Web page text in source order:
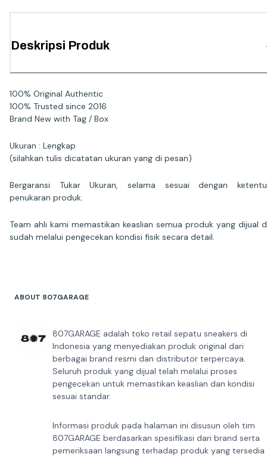
Deskripsi Produk
100% Original Authentic
100% Trusted since 2016
Brand New with Tag / Box
Ukuran : Lengkap
(silahkan tulis dicatatan ukuran yang di pesan)
Bergaransi Tukar Ukuran, selama sesuai dengan
penukaran produk.
Team ahli kami memastikan keaslian semua produk yang dijual
sudah melalui pengecekan kondisi fisik secara detail.
ABOUT 807GARAGE
807GARAGE adalah toko retail sepatu sneakers di
Indonesia yang menyediakan produk original dari
berbagai brand resmi dan distributor terpercaya.
Seluruh produk yang dijual telah melalui proses
pengecekan untuk memastikan keaslian dan kondisi
sesuai standar.
Informasi produk pada halaman ini disusun oleh tim
807GARAGE berdasarkan spesifikasi dari brand serta
pemeriksaan langsung terhadap produk yang tersedia